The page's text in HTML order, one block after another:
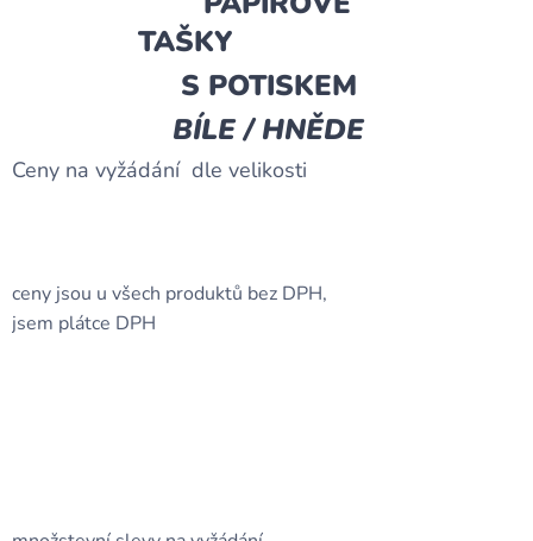
TAŠKY
S POTISKEM
BÍLE / HNĚDE
Ceny na vyžádání dle velikosti
ceny jsou u všech produktů bez DPH,
jsem plátce DPH